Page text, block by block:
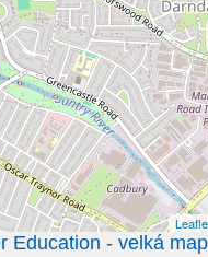
Education - velká